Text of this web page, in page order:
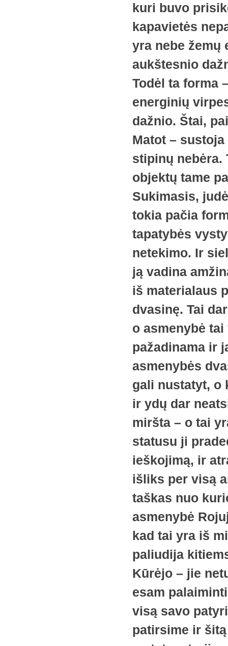
kuri buvo
kapavietės
yra nebe žemų
aukštesnio
Todėl ta forma
energinių
dažnio. Štai,
Matot –
stipinų nebėra.
objektų tame
Sukimasis,
tokia pačia
tapatybės
netekimo. Ir
ją vadina
iš materialaus
dvasinę. Tai
o asmenybė
pažadinama ir
asmenybės
gali nustatyt, o
ir ydų dar
miršta – o tai
statusu ji
ieškojimą, ir
išliks per visą
taškas nuo
asmenybė
kad tai yra iš
paliudija
Kūrėjo – jie
esam
visą savo
patirsime ir